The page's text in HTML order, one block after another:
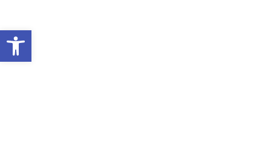
Abrir a barra de ferramentas